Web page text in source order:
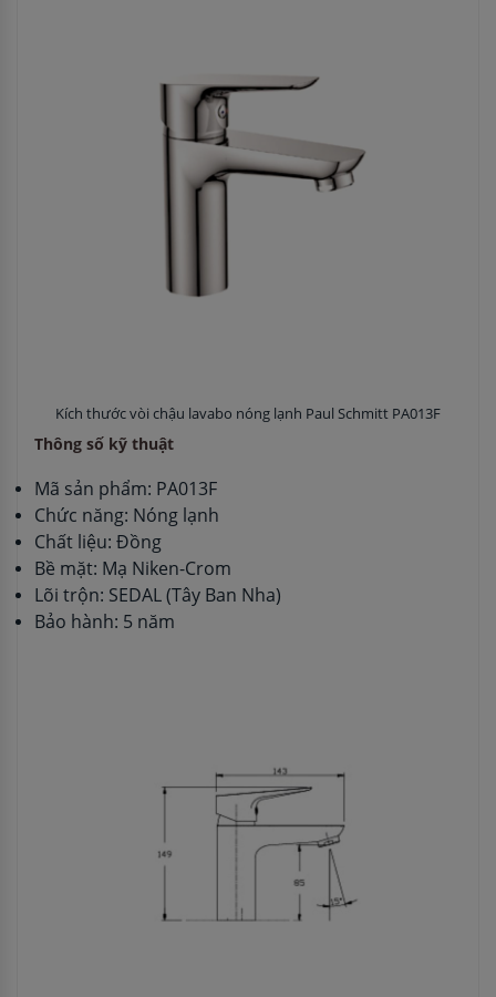
Kích thước vòi chậu lavabo nóng lạnh Paul Schmitt PA013F
Thông số kỹ thuật
Mã sản phẩm: PA013F
Chức năng: Nóng lạnh
Chất liệu: Đồng
Bề mặt: Mạ Niken-Crom
Lõi trộn: SEDAL (Tây Ban Nha)
Bảo hành: 5 năm